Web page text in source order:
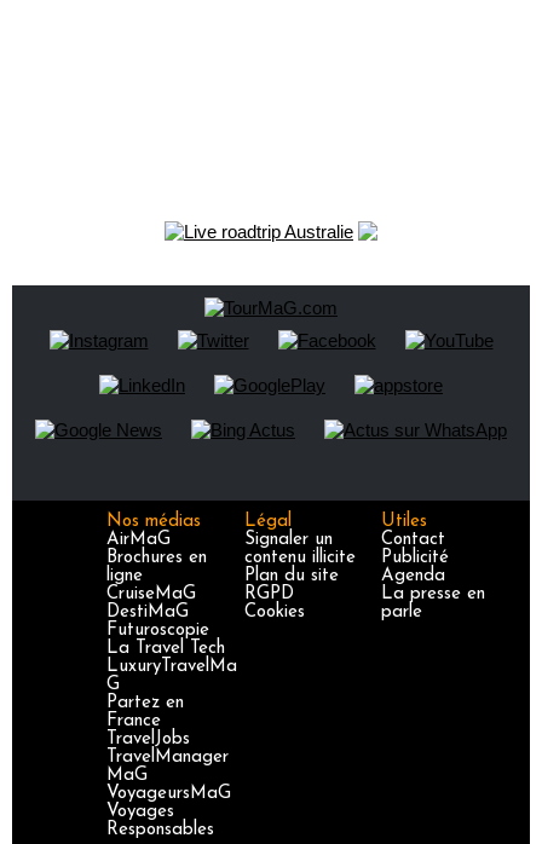
Nos médias
AirMaG
Brochures en
ligne
CruiseMaG
DestiMaG
Futuroscopie
La Travel Tech
LuxuryTravelMa
G
Partez en
France
TravelJobs
TravelManager
MaG
VoyageursMaG
Voyages
Responsables
Légal
Signaler un
contenu illicite
Plan du site
RGPD
Cookies
Utiles
Contact
Publicité
Agenda
La presse en
parle